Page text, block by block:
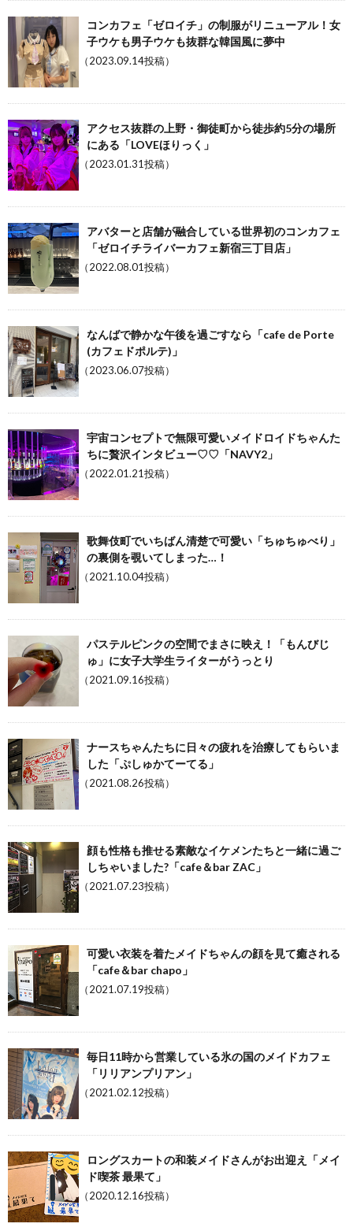
コンカフェ「ゼロイチ」の制服がリニューアル！女
子ウケも男子ウケも抜群な韓国風に夢中
（2023.09.14投稿）
アクセス抜群の上野・御徒町から徒歩約5分の場所
にある「LOVEほりっく」
（2023.01.31投稿）
アバターと店舗が融合している世界初のコンカフェ
「ゼロイチライバーカフェ新宿三丁目店」
（2022.08.01投稿）
なんばで静かな午後を過ごすなら「cafe de Porte
(カフェドポルテ)」
（2023.06.07投稿）
宇宙コンセプトで無限可愛いメイドロイドちゃんた
ちに贅沢インタビュー♡♡「NAVY2」
（2022.01.21投稿）
歌舞伎町でいちばん清楚で可愛い「ちゅちゅべり」
の裏側を覗いてしまった…！
（2021.10.04投稿）
パステルピンクの空間でまさに映え！「もんびじ
ゅ」に女子大学生ライターがうっとり
（2021.09.16投稿）
ナースちゃんたちに日々の疲れを治療してもらいま
した「ぷしゅかてーてる」
（2021.08.26投稿）
顔も性格も推せる素敵なイケメンたちと一緒に過ご
しちゃいました?「cafe＆bar ZAC」
（2021.07.23投稿）
可愛い衣装を着たメイドちゃんの顔を見て癒される
「cafe＆bar chapo」
（2021.07.19投稿）
毎日11時から営業している氷の国のメイドカフェ
「リリアンプリアン」
（2021.02.12投稿）
ロングスカートの和装メイドさんがお出迎え「メイ
ド喫茶 最果て」
（2020.12.16投稿）